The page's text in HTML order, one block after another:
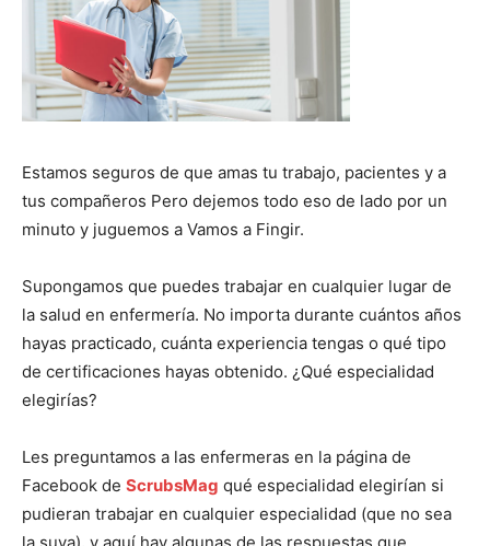
Estamos seguros de que amas tu trabajo, pacientes y a
tus compañeros Pero dejemos todo eso de lado por un
minuto y juguemos a Vamos a Fingir.
Supongamos que puedes trabajar en cualquier lugar de
la salud en enfermería. No importa durante cuántos años
hayas practicado, cuánta experiencia tengas o qué tipo
de certificaciones hayas obtenido. ¿Qué especialidad
elegirías?
Les preguntamos a las enfermeras en la página de
Facebook de ScrubsMag qué especialidad elegirían si
pudieran trabajar en cualquier especialidad (que no sea